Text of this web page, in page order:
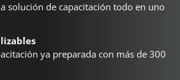
solución de capacitación todo en uno
ya preparada con más de 300